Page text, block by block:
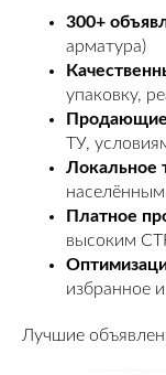
300+
арматура)
упаковку,
ТУ,
Локальное
Платное
высоким
избранное
Лучшие